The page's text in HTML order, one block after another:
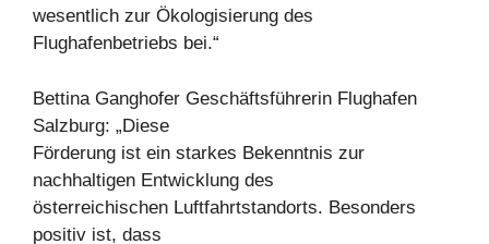
wesentlich zur Ökologisierung des
Flughafenbetriebs bei.“
Bettina Ganghofer Geschäftsführerin Flughafen
Salzburg: „Diese
Förderung ist ein starkes Bekenntnis zur
nachhaltigen Entwicklung des
österreichischen Luftfahrtstandorts. Besonders
positiv ist, dass